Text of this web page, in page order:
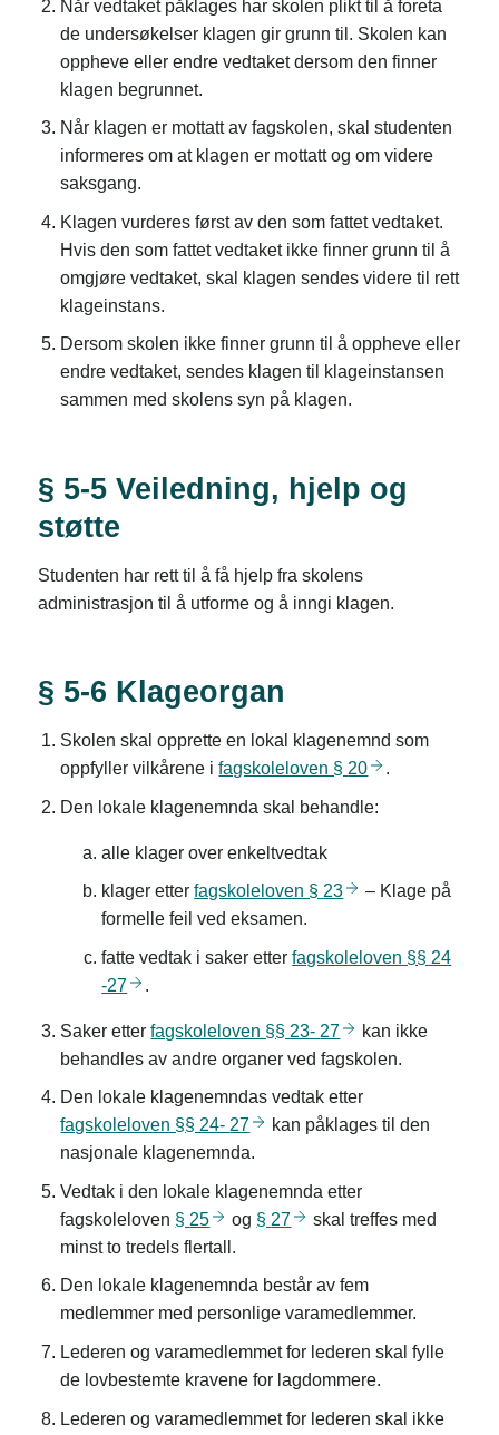
Når vedtaket påklages har skolen plikt til å foreta
de undersøkelser klagen gir grunn til. Skolen kan
oppheve eller endre vedtaket dersom den finner
klagen begrunnet.
Når klagen er mottatt av fagskolen, skal studenten
informeres om at klagen er mottatt og om videre
saksgang.
Klagen vurderes først av den som fattet vedtaket.
Hvis den som fattet vedtaket ikke finner grunn til å
omgjøre vedtaket, skal klagen sendes videre til rett
klageinstans.
Dersom skolen ikke finner grunn til å oppheve eller
endre vedtaket, sendes klagen til klageinstansen
sammen med skolens syn på klagen.
§ 5-5 Veiledning, hjelp og
støtte
Studenten har rett til å få hjelp fra skolens
administrasjon til å utforme og å inngi klagen.
§ 5-6 Klageorgan
Skolen skal opprette en lokal klagenemnd som
oppfyller vilkårene ifagskoleloven § 20 .
Den lokale klagenemnda skal behandle:
alle klager over enkeltvedtak
klager etterfagskoleloven § 23
– Klage på
formelle feil ved eksamen.
fatte vedtak i saker etterfagskoleloven §§ 24
-27
.
Saker etterfagskoleloven §§ 23- 27
kan ikke
behandles av andre organer ved fagskolen.
Den lokale klagenemndas vedtak etter
fagskoleloven §§ 24- 27
kan påklages til den
nasjonale klagenemnda.
Vedtak i den lokale klagenemnda etter
fagskoleloven § 25 og § 27
skal treffes med
minst to tredels flertall.
Den lokale klagenemnda består av fem
medlemmer med personlige varamedlemmer.
Lederen og varamedlemmet for lederen skal fylle
de lovbestemte kravene for lagdommere.
Lederen og varamedlemmet for lederen skal ikke